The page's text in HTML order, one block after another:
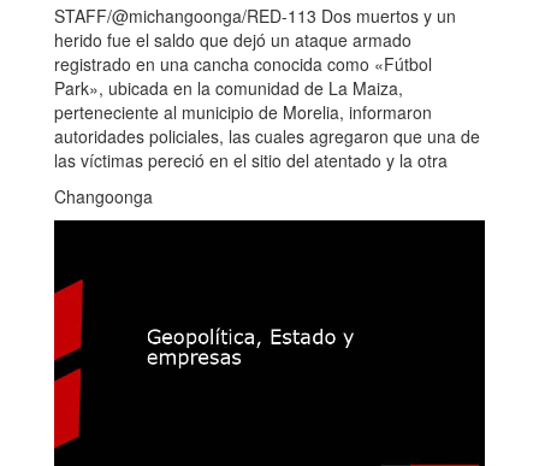
STAFF/@michangoonga/RED-113 Dos muertos y un
herido fue el saldo que dejó un ataque armado
registrado en una cancha conocida como «Fútbol
Park», ubicada en la comunidad de La Maiza,
perteneciente al municipio de Morelia, informaron
autoridades policiales, las cuales agregaron que una de
las víctimas pereció en el sitio del atentado y la otra
Changoonga